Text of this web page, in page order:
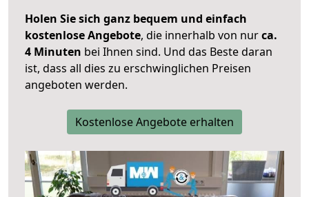
Holen Sie sich ganz bequem und einfach
kostenlose Angebote, die innerhalb von nurca.
4 Minuten bei Ihnen sind. Und das Beste daran
ist, dass all dies zu erschwinglichen Preisen
angeboten werden.
Kostenlose Angebote erhalten